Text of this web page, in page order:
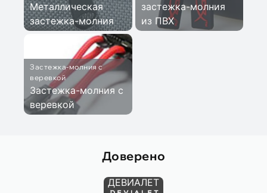
Металлическая
застежка-молния
застежка-молния
из ПВХ
Застежка-молния с
веревкой
Застежка-молния с
веревкой
Доверено
ДЕВИАЛЕТ